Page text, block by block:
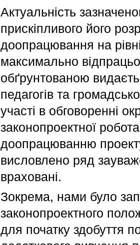
Актуальність
прискіпливого його
доопрацювання на
максимально
обґрунтованою
педагогів та
участі в обговоренні
законопроектної
доопрацюванню
висловлено ряд
враховані.
Зокрема, нами було
законопроектного
для початку здобуття